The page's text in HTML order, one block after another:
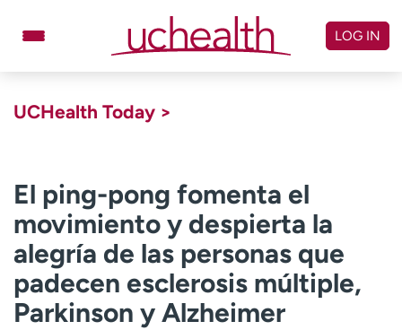
Billing & pricing
Referrals
Give
Careers
Log in to My Health Connection
LOG IN
UCHealth Today >
El ping-pong fomenta el
movimiento y despierta la
alegría de las personas que
padecen esclerosis múltiple,
Parkinson y Alzheimer